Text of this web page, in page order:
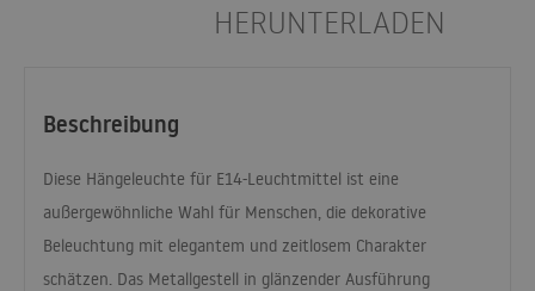
HERUNTERLADEN
Beschreibung
Diese Hängeleuchte für E14-Leuchtmittel ist eine
außergewöhnliche Wahl für Menschen, die dekorative
Beleuchtung mit elegantem und zeitlosem Charakter
schätzen. Das Metallgestell in glänzender Ausführung